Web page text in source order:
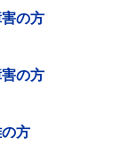
の方
の方
方